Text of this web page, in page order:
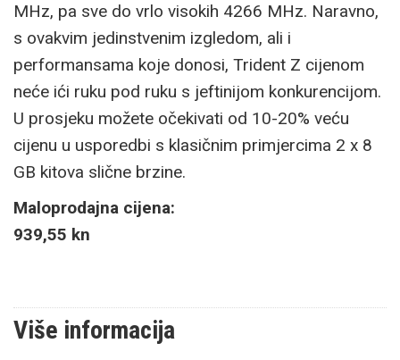
MHz, pa sve do vrlo visokih 4266 MHz. Naravno,
s ovakvim jedinstvenim izgledom, ali i
performansama koje donosi, Trident Z cijenom
neće ići ruku pod ruku s jeftinijom konkurencijom.
U prosjeku možete očekivati od 10-20% veću
cijenu u usporedbi s klasičnim primjercima 2 x 8
GB kitova slične brzine.
Maloprodajna cijena:
939,55 kn
Više informacija